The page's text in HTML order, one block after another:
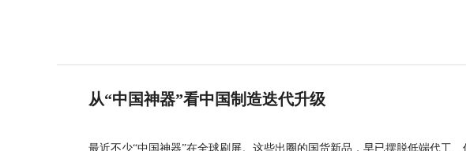
从“中国神器”看中国制造迭代升级
最近不少“中国神器”在全球刷屏。这些出圈的国货新品，早已摆脱低端代工